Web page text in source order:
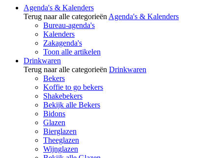
Agenda's & Kalenders
Terug naar alle categorieën Agenda's & Kalenders
Bureau-agenda's
Kalenders
Zakagenda's
Toon alle artikelen
Drinkwaren
Terug naar alle categorieën Drinkwaren
Bekers
Koffie to go bekers
Shakebekers
Bekijk alle Bekers
Bidons
Glazen
Bierglazen
Theeglazen
Wijnglazen